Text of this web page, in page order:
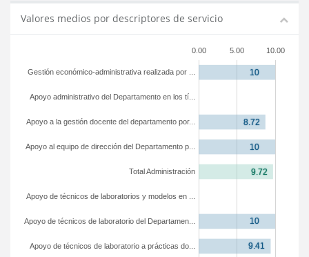
Valores medios por descriptores de servicio
0.00 5.00 10.00
Apoyo de técnicos de laboratorio a prácticas do...
Apoyo de técnicos de laboratorio del Departamen...
Apoyo de técnicos de laboratorios y modelos en ...
Total Administración
Apoyo al equipo de dirección del Departamento p...
Apoyo a la gestión docente del departamento por...
Apoyo administrativo del Departamento en los tí...
Gestión económico-administrativa realizada por ...